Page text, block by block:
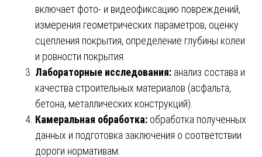
включает фото- и видеофиксацию повреждений,
измерения геометрических параметров, оценку
сцепления покрытия, определение глубины колеи
и ровности покрытия.
Лабораторные исследования: анализ состава и
качества строительных материалов (асфальта,
бетона, металлических конструкций).
Камеральная обработка: обработка полученных
данных и подготовка заключения о соответствии
дороги нормативам.